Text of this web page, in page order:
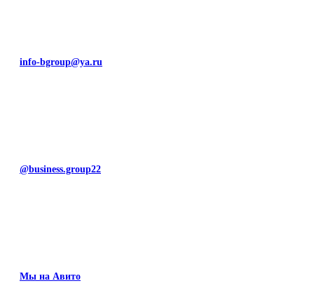
info-bgroup@ya.ru
@business.group22
Мы на Авито